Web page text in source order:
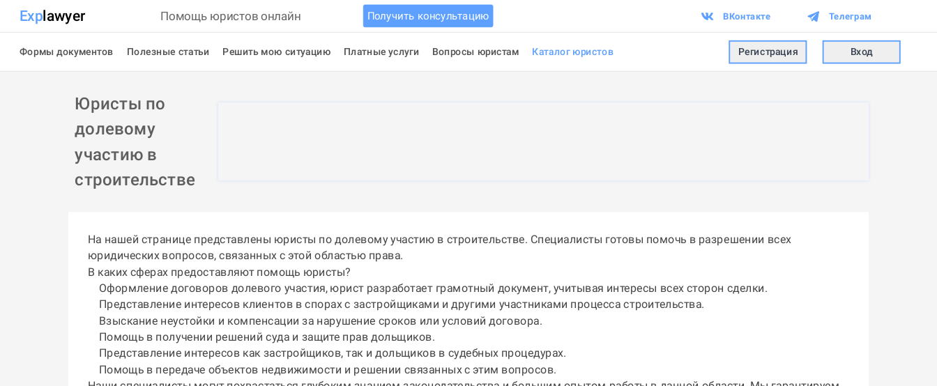
Explawyer Помощь юристов онлайн Получить консультацию ВКонтакте Телеграм
Формы документов Полезные статьи Решить мою ситуацию Платные услуги Вопросы юристам Каталог юристов Регистрация Вход
Юристы по
долевому
участию в
строительстве
На нашей странице представлены юристы по долевому участию в строительстве. Специалисты готовы помочь в разрешении всех
юридических вопросов, связанных с этой областью права.
В каких сферах предоставляют помощь юристы?
Оформление договоров долевого участия, юрист разработает грамотный документ, учитывая интересы всех сторон сделки.
Представление интересов клиентов в спорах с застройщиками и другими участниками процесса строительства.
Взыскание неустойки и компенсации за нарушение сроков или условий договора.
Помощь в получении решений суда и защите прав дольщиков.
Представление интересов как застройщиков, так и дольщиков в судебных процедурах.
Помощь в передаче объектов недвижимости и решении связанных с этим вопросов.